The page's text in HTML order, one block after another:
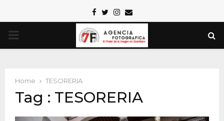
Facebook
TwitterInstagram
Email
PRIMARY
Home TESORERIA
Tag : TESORERIA